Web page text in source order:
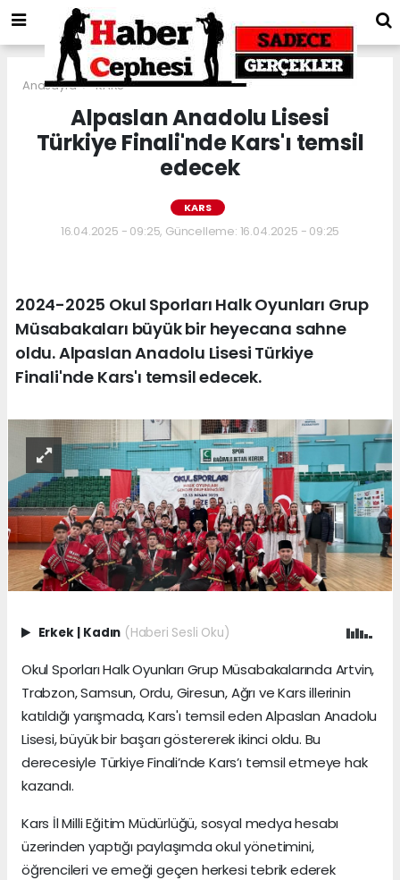
Anasayfa KARS
Alpaslan Anadolu Lisesi
Türkiye Finali'nde Kars'ı temsil
edecek
KARS
16.04.2025 - 09:25, Güncelleme: 16.04.2025 - 09:25
2024-2025 Okul Sporları Halk Oyunları Grup
Müsabakaları büyük bir heyecana sahne
oldu. Alpaslan Anadolu Lisesi Türkiye
Finali'nde Kars'ı temsil edecek.
Erkek | Kadın (Haberi Sesli Oku)
Okul Sporları Halk Oyunları Grup Müsabakalarında Artvin,
Trabzon, Samsun, Ordu, Giresun, Ağrı ve Kars illerinin
katıldığı yarışmada, Kars'ı temsil eden Alpaslan Anadolu
Lisesi, büyük bir başarı göstererek ikinci oldu. Bu
derecesiyle Türkiye Finali’nde Kars’ı temsil etmeye hak
kazandı.
Kars İl Milli Eğitim Müdürlüğü, sosyal medya hesabı
üzerinden yaptığı paylaşımda okul yönetimini,
öğrencileri ve emeği geçen herkesi tebrik ederek